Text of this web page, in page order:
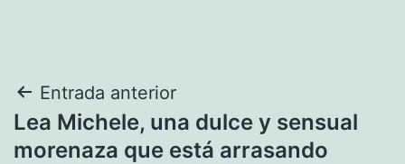
Navegación
de
Entrada anterior
Lea Michele, una dulce y sensual
morenaza que está arrasando